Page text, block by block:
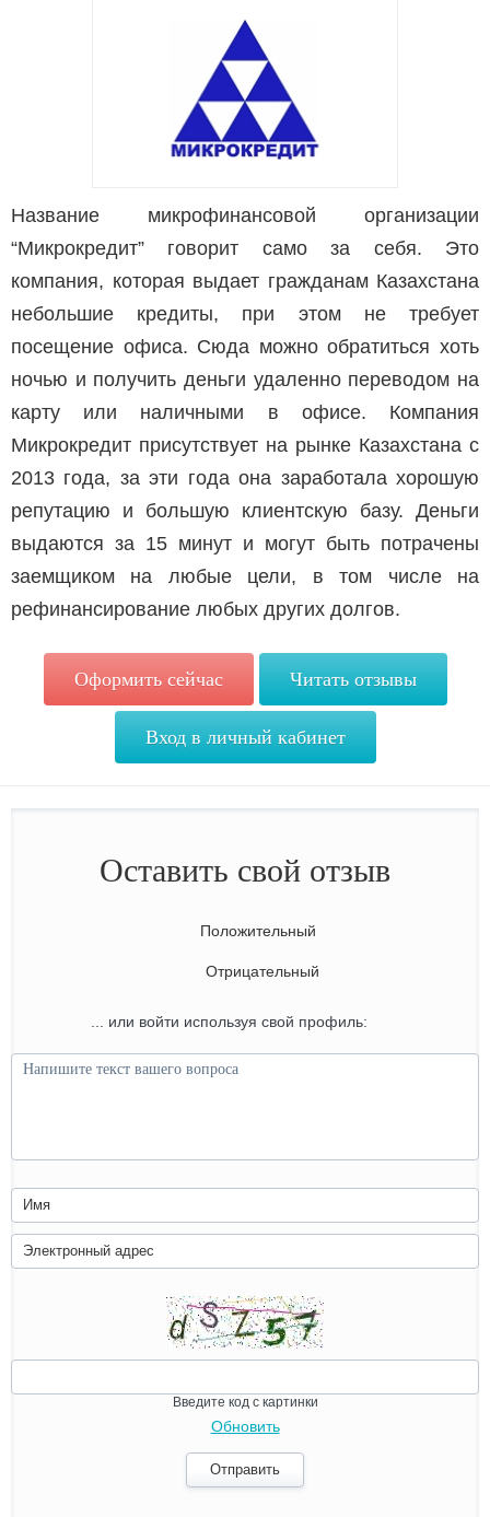
Название микрофинансовой организации
“Микрокредит” говорит само за себя. Это
компания, которая выдает гражданам Казахстана
небольшие кредиты, при этом не требует
посещение офиса. Сюда можно обратиться хоть
ночью и получить деньги удаленно переводом на
карту или наличными в офисе. Компания
Микрокредит присутствует на рынке Казахстана с
2013 года, за эти года она заработала хорошую
репутацию и большую клиентскую базу. Деньги
выдаются за 15 минут и могут быть потрачены
заемщиком на любые цели, в том числе на
рефинансирование любых других долгов.
Оформить сейчас Читать отзывы
Вход в личный кабинет
Положительный
Отрицательный
Оставить свой отзыв
... или войти используя свой профиль:
Введите код с картинки
Обновить